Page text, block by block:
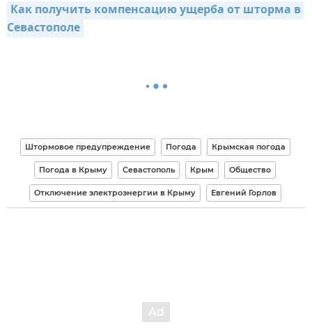
Как получить компенсацию ущерба от шторма в
Севастополе
Штормовое предупреждение Погода Крымская погода
Погода в Крыму Севастополь Крым Общество
Отключение электроэнергии в Крыму Евгений Горлов